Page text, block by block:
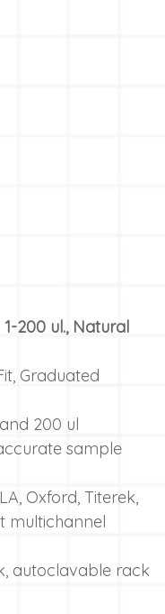
200 ul., Natural
Graduated
200 ul
sample
Oxford, Titerek,
multichannel
autoclavable rack